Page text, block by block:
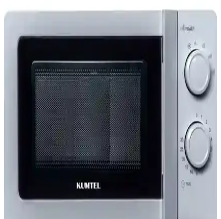
Mikrodalga ve airfryer cihazlarının birlikte kullanımı, donmuş veya
önceden hazırlanmış yiyeceklerin içinin hızlıca ısınmasını ve dışının
kıtırlaşmasını sağlar. Bu yöntem zaman tasarrufu ve lezzet dengesi
sunar.
Altus Almd-20 Panel 20LT Mikrodalga Fırın:
Yüksek Performans ve Şık Tasarım
Altus Almd-20 20 litrelik mikrodalga fırın, 700 W gücü ve mekanik
kontrol paneliyle hızlı ısıtma sağlar. Döner tabak ve buz çözme
fonksiyonlarıyla kullanışlı, şık tasarımıyla modern mutfaklara uyum
Uzun Ömürlü Mikrodalga Fırın Seçimi:
Dayanıklılık ve Öne Çıkan Modellerin İncelenmesi
Mikrodalga fırınların uzun ömürlü olması marka, teknoloji ve
kullanım alışkanlıklarına bağlıdır. İnverter teknolojisi ve basit tasarım
dayanıklılığı artırırken, Panasonic ve GE öne çıkar.
KUMTEL HMIN-01 ve HMIN-05 Mikrodalga